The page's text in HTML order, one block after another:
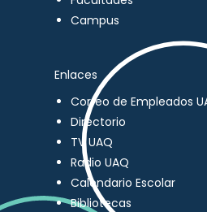
Campus
Enlaces
Correo de Empleados
Directorio
TV UAQ
Radio UAQ
Calendario Escolar
Bibliotecas